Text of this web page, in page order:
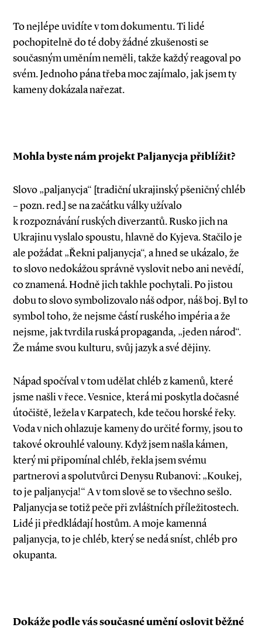
To nejlépe uvidíte v tom dokumentu. Ti lidé
pochopitelně do té doby žádné zkušenosti se
současným uměním neměli, takže každý reagoval po
svém. Jednoho pána třeba moc zajímalo, jak jsem ty
kameny dokázala nařezat.
Mohla byste nám projekt Paljanycja přiblížit?
Slovo „paljanycja“ [tradiční ukrajinský pšeničný chléb
– pozn. red.] se na začátku války užívalo
k rozpoznávání ruských diverzantů. Rusko jich na
Ukrajinu vyslalo spoustu, hlavně do Kyjeva. Stačilo je
ale požádat „Řekni paljanycja“, a hned se ukázalo, že
to slovo nedokážou správně vyslovit nebo ani nevědí,
co znamená. Hodně jich takhle pochytali. Po jistou
dobu to slovo symbolizovalo náš odpor, náš boj. Byl to
symbol toho, že nejsme částí ruského impéria a že
nejsme, jak tvrdila ruská propaganda, „jeden národ“.
Že máme svou kulturu, svůj jazyk a své dějiny.
Nápad spočíval v tom udělat chléb z kamenů, které
jsme našli v řece. Vesnice, která mi poskytla dočasné
útočiště, ležela v Karpatech, kde tečou horské řeky.
Voda v nich ohlazuje kameny do určité formy, jsou to
takové okrouhlé valouny. Když jsem našla kámen,
který mi připomínal chléb, řekla jsem svému
partnerovi a spolutvůrci Denysu Rubanovi: „Koukej,
to je paljanycja!“ A v tom slově se to všechno sešlo.
Paljanycja se totiž peče při zvláštních příležitostech.
Lidé ji předkládají hostům. A moje kamenná
paljanycja, to je chléb, který se nedá sníst, chléb pro
okupanta.
Dokáže podle vás současné umění oslovit běžné